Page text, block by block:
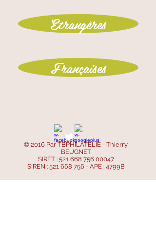
Etrangères
Françaises
© 2016 Par TBPHILATELIE - Thierry
BEUGNET
SIRET : 521 668 756 00047
SIREN : 521 668 756- APE : 4799B